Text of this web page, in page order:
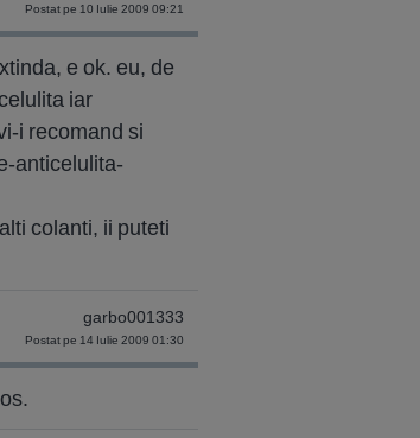
Postat pe 10 Iulie 2009 09:21
e ok. eu, de
iar
i recomand si
anticelulita-
colanti, ii puteti
garbo001333
Postat pe 14 Iulie 2009 01:30